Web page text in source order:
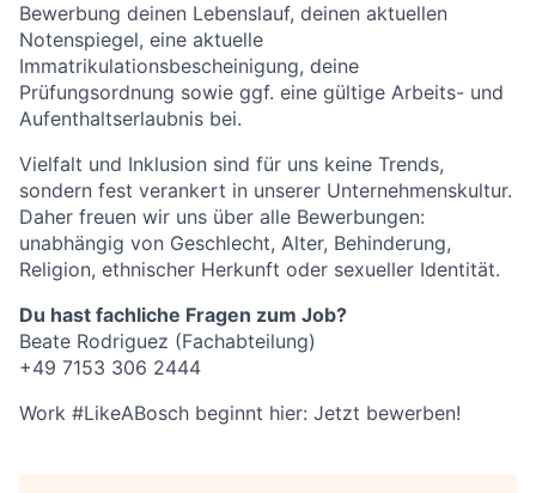
Bewerbung deinen Lebenslauf, deinen aktuellen
Notenspiegel, eine aktuelle
Immatrikulationsbescheinigung, deine
Prüfungsordnung sowie ggf. eine gültige Arbeits- und
Aufenthaltserlaubnis bei.
Vielfalt und Inklusion sind für uns keine Trends,
sondern fest verankert in unserer Unternehmenskultur.
Daher freuen wir uns über alle Bewerbungen:
unabhängig von Geschlecht, Alter, Behinderung,
Religion, ethnischer Herkunft oder sexueller Identität.
Du hast fachliche Fragen zum Job?
Beate Rodriguez (Fachabteilung)
+49 7153 306 2444
Work #LikeABosch beginnt hier: Jetzt bewerben!